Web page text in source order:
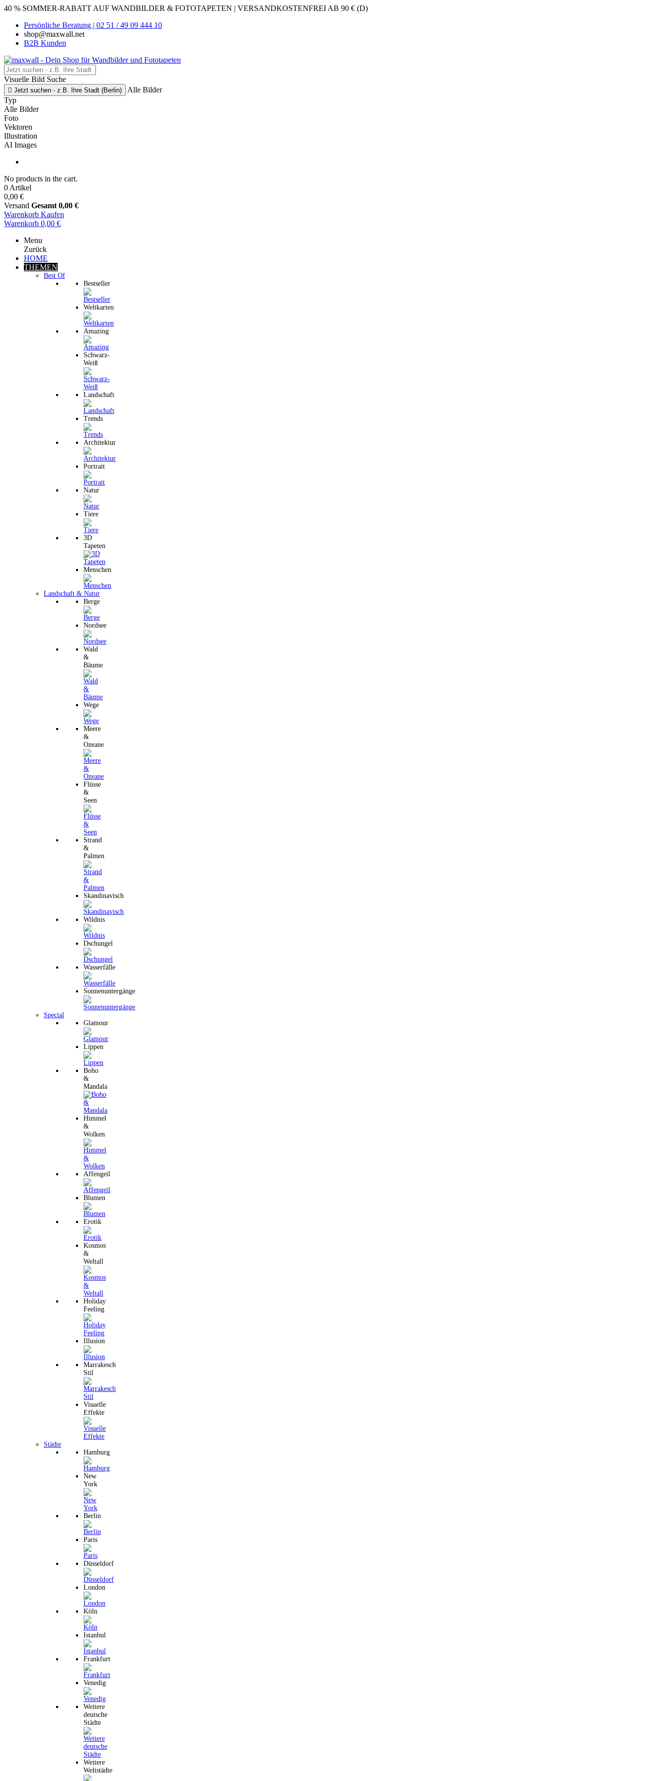
40 % SOMMER-RABATT AUF WANDBILDER & FOTOTAPETEN | VERSANDKOSTENFREI AB 90 € (D)
Persönliche Beratung | 02 51 / 49 09 444 10
shop@maxwall.net
B2B Kunden
Visuelle Bild Suche
 Jetzt suchen - z.B. Ihre Stadt (Berlin)
Alle Bilder
Typ
Alle Bilder
Foto
Vektoren
Illustration
AI Images
No products in the cart.
0 Artikel
0,00 €
Versand Gesamt 0,00 €
Warenkorb Kaufen
Warenkorb 0,00 €
Menu
Zurück
HOME
THEMEN
Best Of
Bestseller
Weltkarten
Amazing
Schwarz-
Weiß
Landschaft
Trends
Architektur
Portrait
Natur
Tiere
3D
Tapeten
Menschen
Landschaft & Natur
Berge
Nordsee
Wald
&
Bäume
Wege
Meere
&
Ozeane
Flüsse
&
Seen
Strand
&
Palmen
Skandinavisch
Wildnis
Dschungel
Wasserfälle
Sonnenuntergänge
Special
Glamour
Lippen
Boho
&
Mandala
Himmel
&
Wolken
Affengeil
Blumen
Erotik
Kosmos
&
Weltall
Holiday
Feeling
Illusion
Marrakesch
Stil
Visuelle
Effekte
Städte
Hamburg
New
York
Berlin
Paris
Düsseldorf
London
Köln
Istanbul
Frankfurt
Venedig
Weitere
deutsche
Städte
Weitere
Weltstädte